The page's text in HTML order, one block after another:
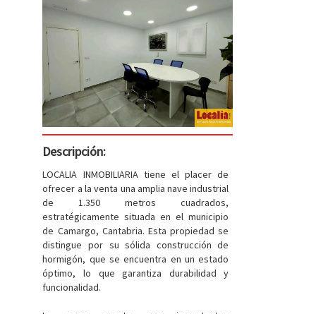
Descripción:
LOCALIA INMOBILIARIA tiene el placer de
ofrecer a la venta una amplia nave industrial
de 1.350 metros cuadrados,
estratégicamente situada en el municipio
de Camargo, Cantabria. Esta propiedad se
distingue por su sólida construcción de
hormigón, que se encuentra en un estado
óptimo, lo que garantiza durabilidad y
funcionalidad.